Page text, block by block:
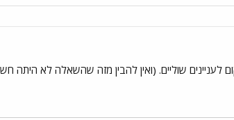
שוליים. (ואין להבין מזה שהשאלה לא היתה